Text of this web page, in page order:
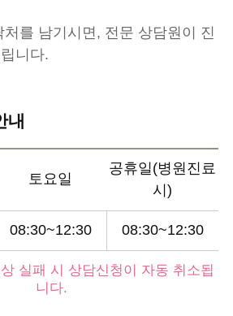
를 남기시면, 전문 상담원이 진
니다.
내
토요일
공휴일(병원진료
시)
08:30~12:30 08:30~12:30
실패 시 상담신청이 자동 취소됩
니다.